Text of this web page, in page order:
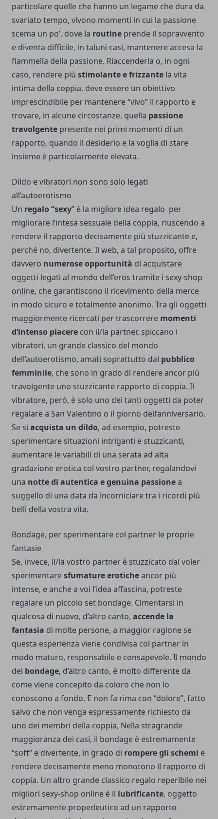
particolare quelle che hanno un legame che dura da
svariato tempo, vivono momenti in cui la passione
scema un po’, dove la routine prende il sopravvento
e diventa difficile, in taluni casi, mantenere accesa la
fiammella della passione. Riaccenderla o, in ogni
caso, rendere più stimolante e frizzante la vita
intima della coppia, deve essere un obiettivo
imprescindibile per mantenere “vivo” il rapporto e
trovare, in alcune circostanze, quella passione
travolgente presente nei primi momenti di un
rapporto, quando il desiderio e la voglia di stare
insieme è particolarmente elevata.
Dildo e vibratori non sono solo legati
all’autoerotismo
Un regalo “sexy” è la migliore idea regalo per
migliorare l’intesa sessuale della coppia, riuscendo a
rendere il rapporto decisamente più stuzzicante e,
perché no, divertente. Il web, a tal proposito, offre
davvero numerose opportunità di acquistare
oggetti legati al mondo dell’eros tramite i sexy-shop
online, che garantiscono il ricevimento della merce
in modo sicuro e totalmente anonimo. Tra gli oggetti
maggiormente ricercati per trascorrere momenti
d’intenso piacere con il/la partner, spiccano i
vibratori, un grande classico del mondo
dell’autoerotismo, amati soprattutto dal pubblico
femminile, che sono in grado di rendere ancor più
travolgente uno stuzzicante rapporto di coppia. Il
vibratore, però, è solo uno dei tanti oggetti da poter
regalare a San Valentino o il giorno dell’anniversario.
Se si acquista un dildo, ad esempio, potreste
sperimentare situazioni intriganti e stuzzicanti,
aumentare le variabili di una serata ad alta
gradazione erotica col vostro partner, regalandovi
una notte di autentica e genuina passionea
suggello di una data da incorniciare tra i ricordi più
belli della vostra vita.
Bondage, per sperimentare col partner le proprie
fantasie
Se, invece, il/la vostro partner è stuzzicato dal voler
sperimentaresfumature eroticheancor più
intense, e anche a voi l’idea affascina, potreste
regalare un piccolo set bondage. Cimentarsi in
qualcosa di nuovo, d’altro canto, accende la
fantasia di molte persone, a maggior ragione se
questa esperienza viene condivisa col partner in
modo maturo, responsabile e consapevole. Il mondo
del bondage, d’altro canto, è molto differente da
come viene concepito da coloro che non lo
conoscono a fondo. E non fa rima con “dolore”, fatto
salvo che non venga espressamente richiesto da
uno dei membri della coppia, Nella stragrande
maggioranza dei casi, il bondage è estremamente
“soft” e divertente, in grado di rompere gli schemi e
rendere decisamente meno monotono il rapporto di
coppia. Un altro grande classico regalo reperibile nei
migliori sexy-shop online è il lubrificante, oggetto
estremamente propedeutico ad un rapporto